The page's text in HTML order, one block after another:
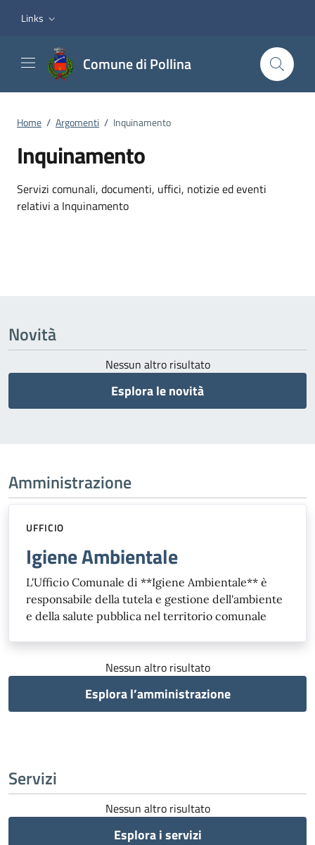
Links
Comune di Pollina
Home / Argomenti / Inquinamento
Inquinamento
Dettagli dell'argomento
Servizi comunali, documenti, uffici, notizie ed eventi
relativi a Inquinamento
Novità
Nessun altro risultato
Esplora le novità
Amministrazione
UFFICIO
Igiene Ambientale
L'Ufficio Comunale di **Igiene Ambientale** è
responsabile della tutela e gestione dell'ambiente
e della salute pubblica nel territorio comunale
Nessun altro risultato
Esplora l’amministrazione
Servizi
Nessun altro risultato
Esplora i servizi